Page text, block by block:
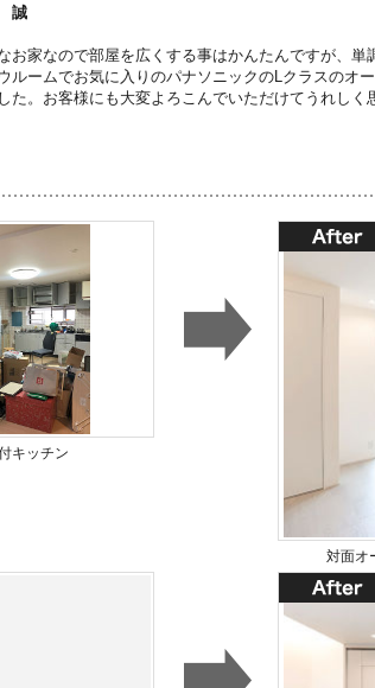
誠
お家なので部屋を広くする事はかんたんですが、
ルームでお気に入りのパナソニックのLクラスのオ
た。お客様にも大変よろこんでいただけてうれしく
キッチン
対面オ